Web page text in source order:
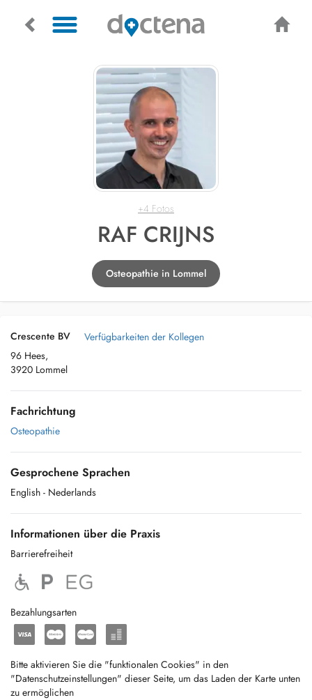
+4 Fotos
RAF CRIJNS
Osteopathie in Lommel
Crescente BV
96 Hees,
3920 Lommel
Verfügbarkeiten der Kollegen
Fachrichtung
Osteopathie
Gesprochene Sprachen
English - Nederlands
Informationen über die Praxis
Barrierefreiheit
Bezahlungsarten
Bitte aktivieren Sie die "funktionalen Cookies" in den
"Datenschutzeinstellungen" dieser Seite, um das Laden der Karte unten
zu ermöglichen